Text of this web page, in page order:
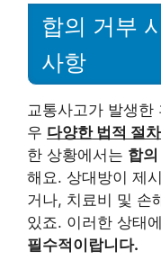
합의 거부
사항
교통사고가 발생한
우 다양한 법적 절차
한 상황에서는 합
해요. 상대방이 제
거나, 치료비 및 손
있죠. 이러한 상태
필수적이랍니다.